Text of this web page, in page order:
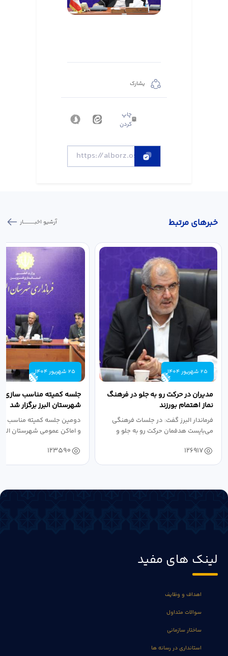
يشارك
چاپ
کردن
خبر‌های مرتبط آرشیو اخبـــــــــــار
25 شهریور 1404
مدیران در حرکت رو به جلو در فرهنگ
نماز اهتمام بورزند
فرماندار البرز گفت: در جلسات فرهنگی
می‌بایست هدفمان حرکت رو به جلو و
126917
25 شهریور 1404
جلسه کمیته مناسب سازی
شهرستان البرز برگزار شد
دومین جلسه کمیته مناسب
و اماکن عمومی شهرستان
123590
لینک های مفید
اهداف و وظایف
سوالات متداول
ساختار سازمانی
استانداری در رسانه ها